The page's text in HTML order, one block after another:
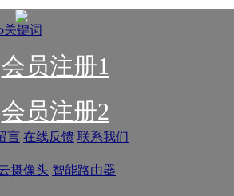
会员注册1
会员注册2
言 在线反馈 联系我们
摄像头 智能路由器